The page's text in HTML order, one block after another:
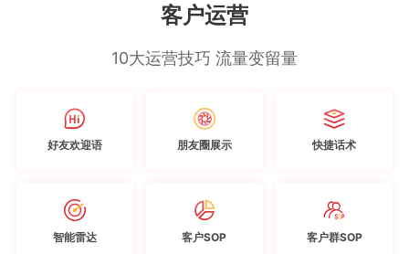
客户运营
10大运营技巧 流量变留量
好友欢迎语 朋友圈展示 快捷话术
智能雷达 客户SOP 客户群SOP